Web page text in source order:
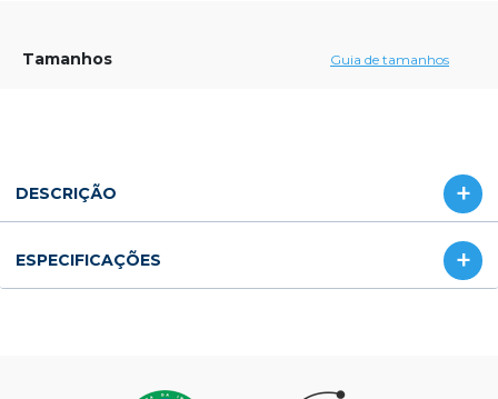
Tamanhos Guia de tamanhos
DESCRIÇÃO
ESPECIFICAÇÕES